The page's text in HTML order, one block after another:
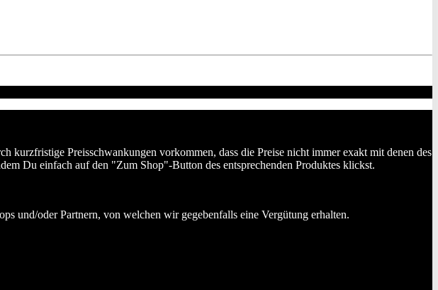
Preisschwankungen vorkommen, dass die Preise nicht immer exakt mit denen des
Du einfach auf den "Zum Shop"-Button des entsprechenden Produktes klickst.
und/oder Partnern, von welchen wir gegebenfalls eine Vergütung erhalten.